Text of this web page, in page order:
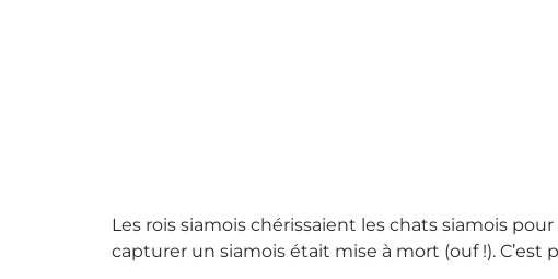
Les rois siamois chérissaient les chats siamois
capturer un siamois était mise à mort (ouf !).